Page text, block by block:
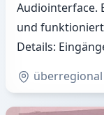
Audiointerface.
und
Details:
überregional